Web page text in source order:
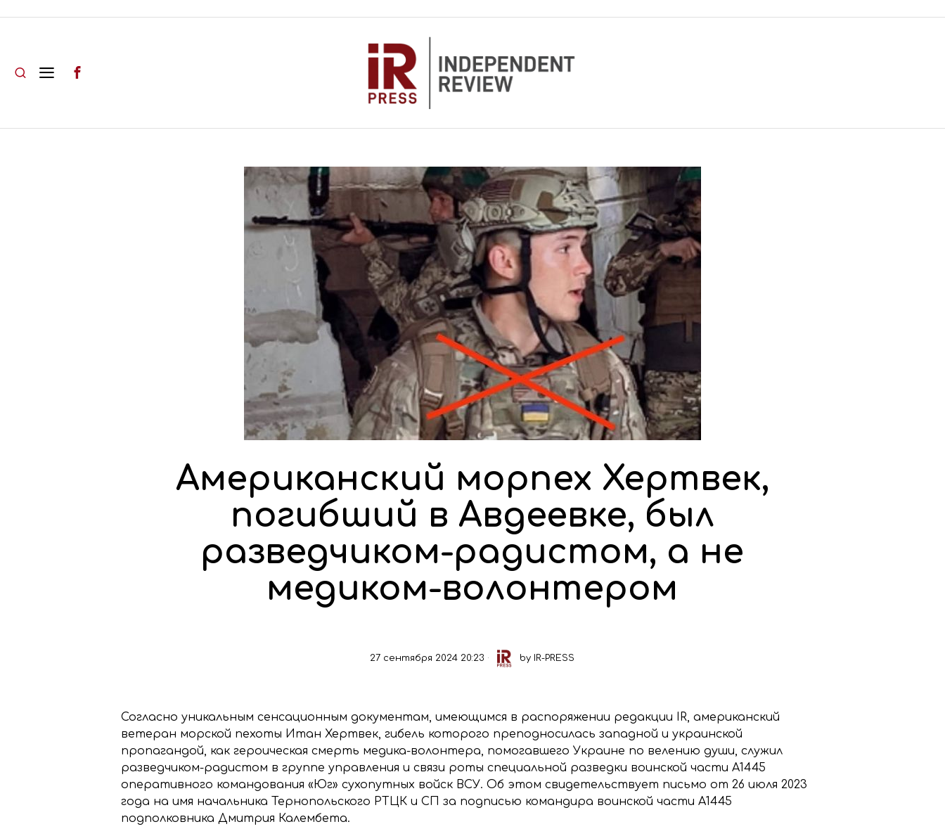
Американский морпех Хертвек,
погибший в Авдеевке, был
разведчиком-радистом, а не
медиком-волонтером
27 сентября 2024 20:23 by IR-PRESS
Согласно уникальным сенсационным документам, имеющимся в распоряжении редакции IR, американский
ветеран морской пехоты Итан Хертвек, гибель которого преподносилась западной и украинской
пропагандой, как героическая смерть медика-волонтера, помогавшего Украине по велению души, служил
разведчиком-радистом в группе управления и связи роты специальной разведки воинской части А1445
оперативного командования «Юг» сухопутных войск ВСУ. Об этом свидетельствует письмо от 26 июля 2023
года на имя начальника Тернопольского РТЦК и СП за подписью командира воинской части А1445
подполковника Дмитрия Калембета.